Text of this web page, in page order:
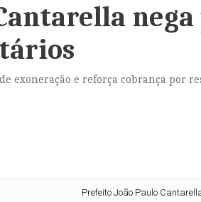
exoneração e reforça cobrança por
Prefeito João Paulo Cantarella nega